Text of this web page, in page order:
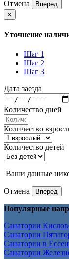
Отмена
Вперед
×
Уточнение
Шаг 1
Шаг 2
Шаг 3
Дата заезда
Количество дней
Количество
Количество детей
Ваши данные
Отмена Вперед
Популярные
Санатории
Санатории
Санатории в
Санатории